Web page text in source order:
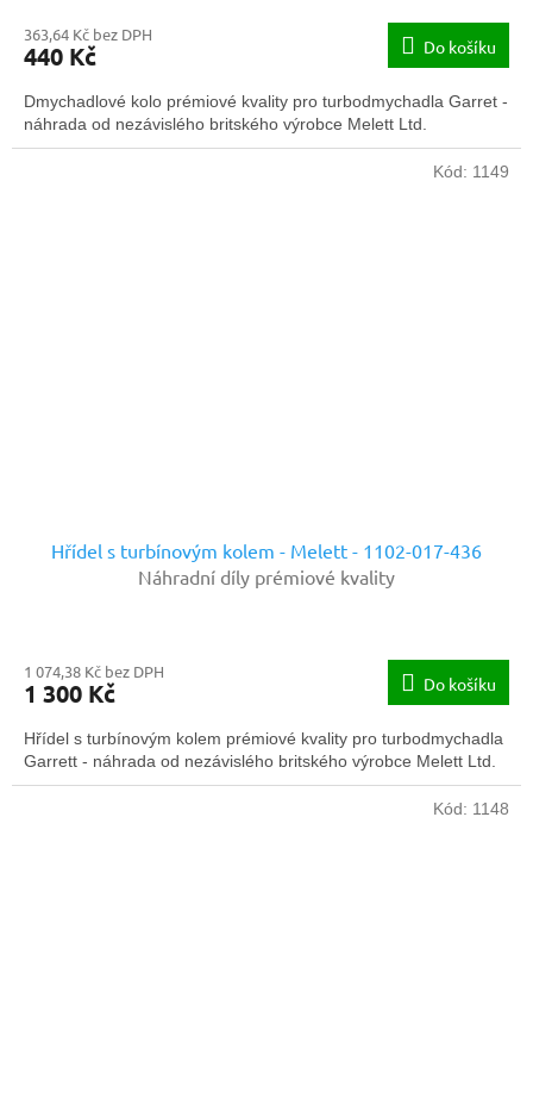
363,64 Kč bez DPH
440 Kč Do košíku
Dmychadlové kolo prémiové kvality pro turbodmychadla Garret -
náhrada od nezávislého britského výrobce Melett Ltd.
Hřídel s turbínovým kolem - Melett - 1102-017-436
Náhradní díly prémiové kvality
1 074,38 Kč bez DPH
1 300 Kč Do košíku
Hřídel s turbínovým kolem prémiové kvality pro turbodmychadla
Garrett - náhrada od nezávislého britského výrobce Melett Ltd.
Kód: 1149
Kód: 1148